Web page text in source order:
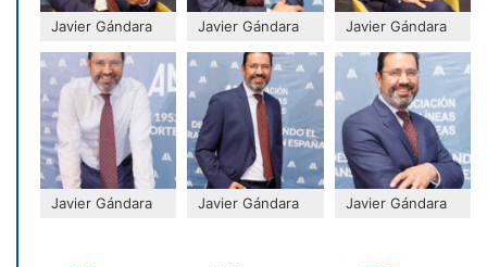
Javier Gándara Javier Gándara Javier Gándara
Javier Gándara Javier Gándara Javier Gándara